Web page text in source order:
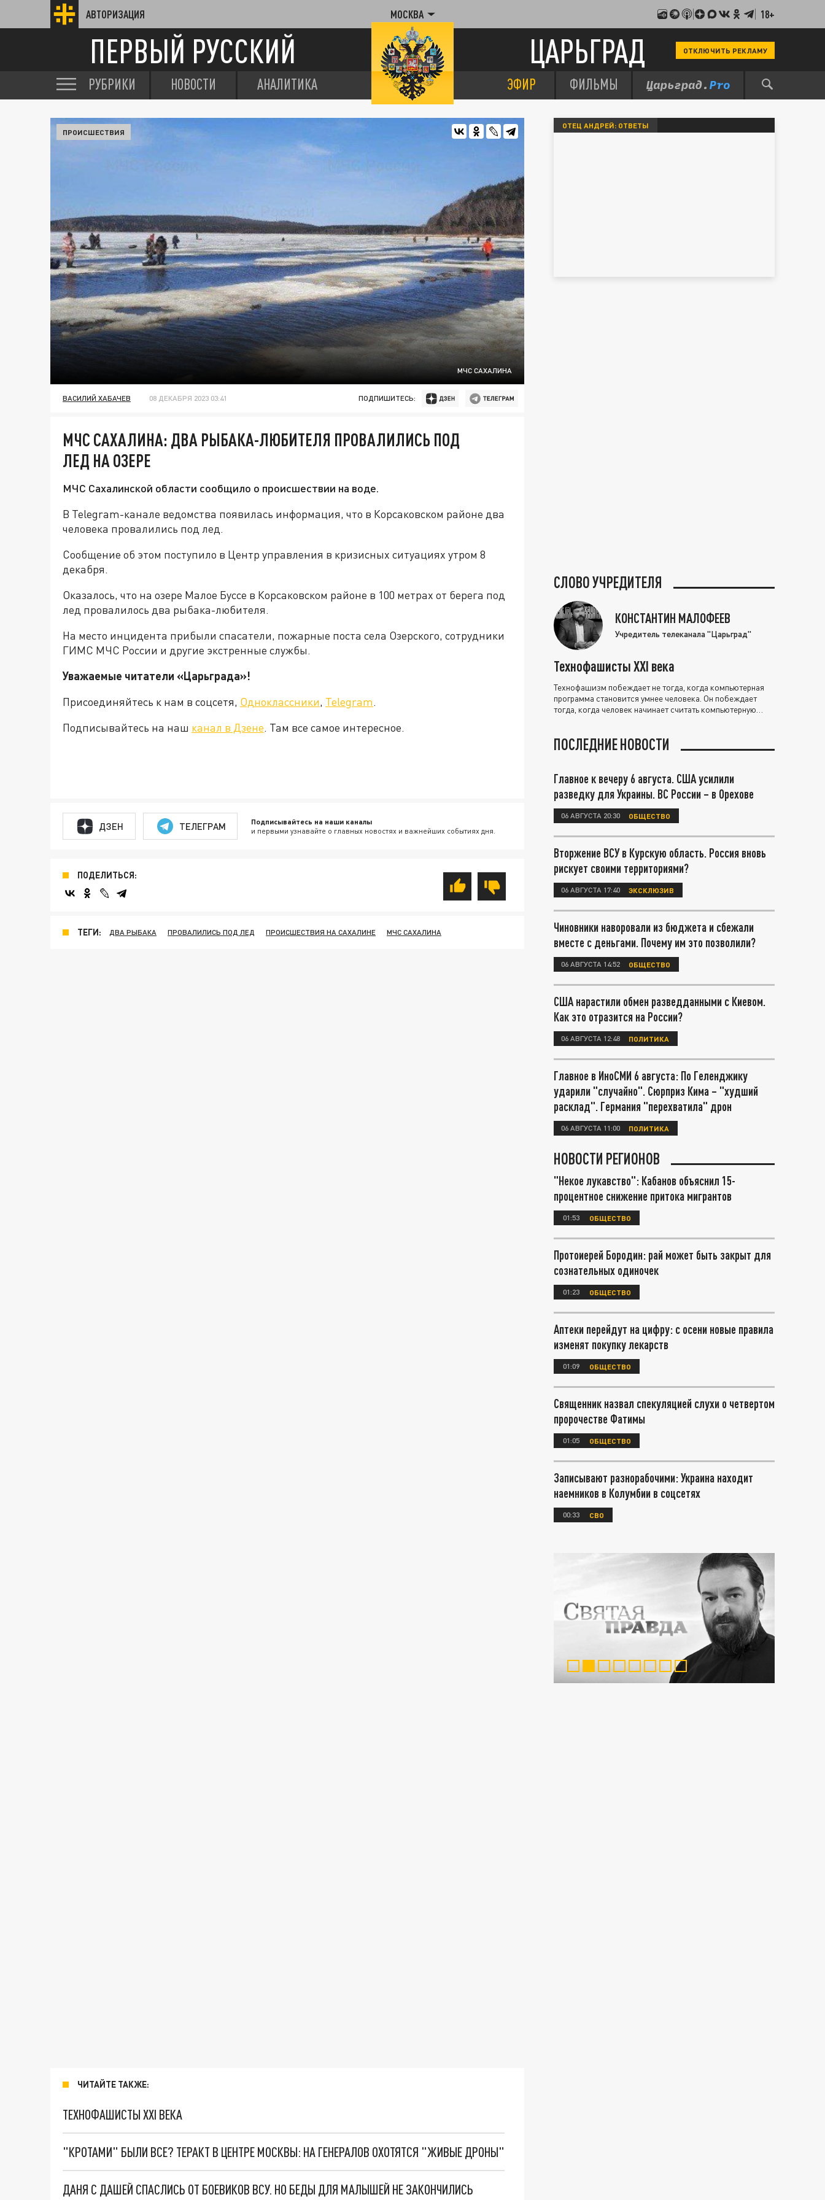
АВТОРИЗАЦИЯ МОСКВА 18+
ПЕРВЫЙ РУССКИЙ ЦАРЬГРАД ОТКЛЮЧИТЬ РЕКЛАМУ
РУБРИКИ НОВОСТИ АНАЛИТИКА ЭФИР ФИЛЬМЫ
МЧС САХАЛИНА
ПРОИСШЕСТВИЯ
ВАСИЛИЙ ХАБАЧЕВ 08 ДЕКАБРЯ 2023 03:41 ПОДПИШИТЕСЬ:
МЧС САХАЛИНА: ДВА РЫБАКА-ЛЮБИТЕЛЯ ПРОВАЛИЛИСЬ ПОД
ЛЕД НА ОЗЕРЕ
МЧС Сахалинской области сообщило о происшествии на воде.
В Telegram-канале ведомства появилась информация, что в Корсаковском районе два
человека провалились под лед.
Сообщение об этом поступило в Центр управления в кризисных ситуациях утром 8
декабря.
Оказалось, что на озере Малое Буссе в Корсаковском районе в 100 метрах от берега под
лед провалилось два рыбака-любителя.
На место инцидента прибыли спасатели, пожарные поста села Озерского, сотрудники
ГИМС МЧС России и другие экстренные службы.
Уважаемые читатели «Царьграда»!
Присоединяйтесь к нам в соцсетя, Одноклассники, Telegram.
Подписывайтесь на наш канал в Дзене. Там все самое интересное.
ДЗЕН ТЕЛЕГРАМ Подписывайтесь на наши каналы
и первыми узнавайте о главных новостях и важнейших событиях дня.
ПОДЕЛИТЬСЯ:
ТЕГИ: ДВА РЫБАКА ПРОВАЛИЛИСЬ ПОД ЛЕД ПРОИСШЕСТВИЯ НА САХАЛИНЕ МЧС САХАЛИНА
ЧИТАЙТЕ ТАКЖЕ:
ТЕХНОФАШИСТЫ XXI ВЕКА
"КРОТАМИ" БЫЛИ ВСЕ? ТЕРАКТ В ЦЕНТРЕ МОСКВЫ: НА ГЕНЕРАЛОВ ОХОТЯТСЯ "ЖИВЫЕ ДРОНЫ"
ДАНЯ С ДАШЕЙ СПАСЛИСЬ ОТ БОЕВИКОВ ВСУ. НО БЕДЫ ДЛЯ МАЛЫШЕЙ НЕ ЗАКОНЧИЛИСЬ
ОТЕЦ АНДРЕЙ: ОТВЕТЫ
СЛОВО УЧРЕДИТЕЛЯ
КОНСТАНТИН МАЛОФЕЕВ
Учредитель телеканала "Царьград"
Технофашисты XXI века
Технофашизм побеждает не тогда, когда компьютерная
программа становится умнее человека. Он побеждает
тогда, когда человек начинает считать компьютерную
ПОСЛЕДНИЕ НОВОСТИ
Главное к вечеру 6 августа. США усилили
разведку для Украины. ВС России – в Орехове
06 АВГУСТА 20:30 ОБЩЕСТВО
Вторжение ВСУ в Курскую область. Россия вновь
рискует своими территориями?
06 АВГУСТА 17:40 ЭКСКЛЮЗИВ
Чиновники наворовали из бюджета и сбежали
вместе с деньгами. Почему им это позволили?
06 АВГУСТА 14:52 ОБЩЕСТВО
США нарастили обмен разведданными с Киевом.
Как это отразится на России?
06 АВГУСТА 12:48 ПОЛИТИКА
Главное в ИноСМИ 6 августа: По Геленджику
ударили "случайно". Сюрприз Кима – "худший
расклад". Германия "перехватила" дрон
06 АВГУСТА 11:00 ПОЛИТИКА
НОВОСТИ РЕГИОНОВ
"Некое лукавство": Кабанов объяснил 15-
процентное снижение притока мигрантов
01:53 ОБЩЕСТВО
Протоиерей Бородин: рай может быть закрыт для
сознательных одиночек
01:23 ОБЩЕСТВО
Аптеки перейдут на цифру: с осени новые правила
изменят покупку лекарств
01:09 ОБЩЕСТВО
Священник назвал спекуляцией слухи о четвертом
пророчестве Фатимы
01:05 ОБЩЕСТВО
Записывают разнорабочими: Украина находит
наемников в Колумбии в соцсетях
00:33 СВО